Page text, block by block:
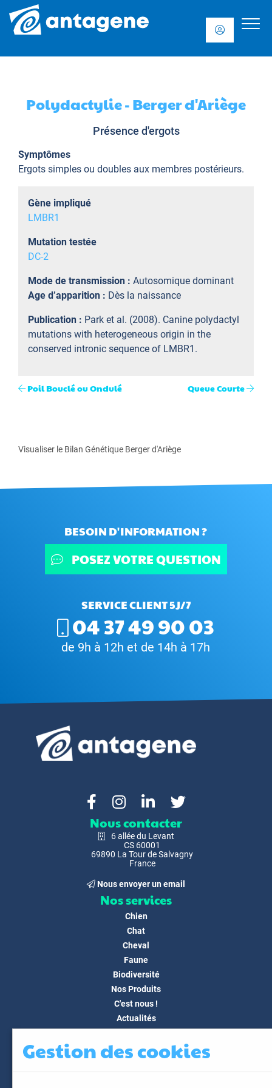
Polydactylie - Berger d'Ariège
Présence d'ergots
Symptômes
Ergots simples ou doubles aux membres postérieurs.
Gène impliqué
LMBR1
Mutation testée
DC-2
Mode de transmission : Autosomique dominant
Age d’apparition : Dès la naissance
Publication : Park et al. (2008). Canine polydactyl
mutations with heterogeneous origin in the
conserved intronic sequence of LMBR1.
Poil Bouclé ou Ondulé Queue Courte
Visualiser le Bilan Génétique Berger d'Ariège
BESOIN D'INFORMATION ?
POSEZ VOTRE QUESTION
SERVICE CLIENT 5J/7
04 37 49 90 03
de 9h à 12h et de 14h à 17h
Nous contacter
6 allée du Levant
CS 60001
69890 La Tour de Salvagny
France
Nous envoyer un email
Nos services
Chien
Chat
Cheval
Faune
Biodiversité
Nos Produits
C'est nous !
Actualités
FAQ
Gestion des cookies